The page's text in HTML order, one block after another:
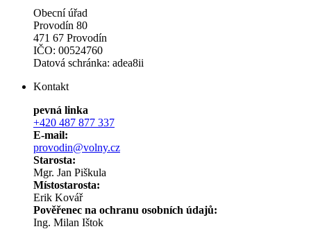
Obecní úřad
Provodín 80
471 67 Provodín
IČO: 00524760
Datová schránka: adea8ii
Kontakt
pevná linka
+420 487 877 337
E-mail:
provodin@volny.cz
Starosta:
Mgr. Jan Piškula
Místostarosta:
Erik Kovář
Pověřenec na ochranu osobních údajů:
Ing. Milan Ištok